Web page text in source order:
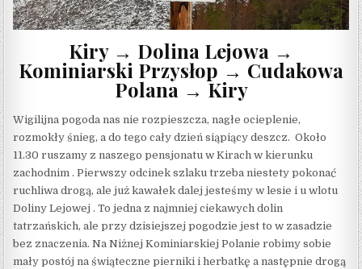
Kiry → Dolina Lejowa →
Kominiarski Przysłop → Cudakowa
Polana → Kiry
Wigilijna pogoda nas nie rozpieszcza, nagłe ocieplenie,
rozmokły śnieg, a do tego cały dzień siąpiący deszcz. Około
11.30 ruszamy z naszego pensjonatu w Kirach w kierunku
zachodnim . Pierwszy odcinek szlaku trzeba niestety pokonać
ruchliwa drogą, ale już kawałek dalej jesteśmy w lesie i u wlotu
Doliny Lejowej . To jedna z najmniej ciekawych dolin
tatrzańskich, ale przy dzisiejszej pogodzie jest to w zasadzie
bez znaczenia. Na Niżnej Kominiarskiej Polanie robimy sobie
mały postój na świąteczne pierniki i herbatkę a następnie drogą